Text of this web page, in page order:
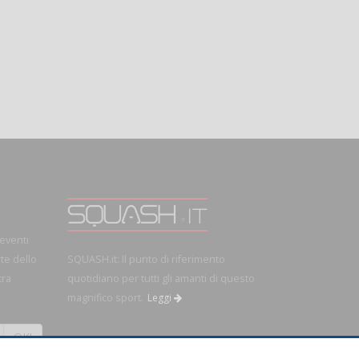
dello
OK!
SQUASH.it: Il punto di riferimento
quotidiano per tutti gli amanti di questo
magnifico sport.
Leggi